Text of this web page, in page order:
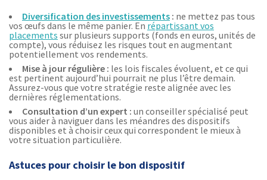
Diversification des investissements : ne mettez pas tous
vos œufs dans le même panier. En répartissant vos
placements sur plusieurs supports (fonds en euros, unités de
compte), vous réduisez les risques tout en augmentant
potentiellement vos rendements.
Mise à jour régulière : les lois fiscales évoluent, et ce qui
est pertinent aujourd’hui pourrait ne plus l’être demain.
Assurez-vous que votre stratégie reste alignée avec les
dernières réglementations.
Consultation d’un expert : un conseiller spécialisé peut
vous aider à naviguer dans les méandres des dispositifs
disponibles et à choisir ceux qui correspondent le mieux à
votre situation particulière.
Astuces pour choisir le bon dispositif